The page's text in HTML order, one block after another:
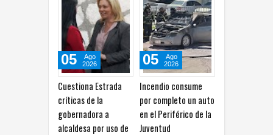
Cuestiona Estrada
alcaldesa por uso de
Incendio consume
por completo un auto
en el Periférico de la
Juventud
05
Ago
2026
Convoca INE a ocupar
tres plazas del IEE
Chihuahua dentro del
SPE
05
Ago
2026